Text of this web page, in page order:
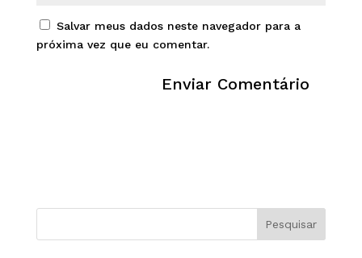
Salvar meus dados neste navegador para a
próxima vez que eu comentar.
Pesquisar